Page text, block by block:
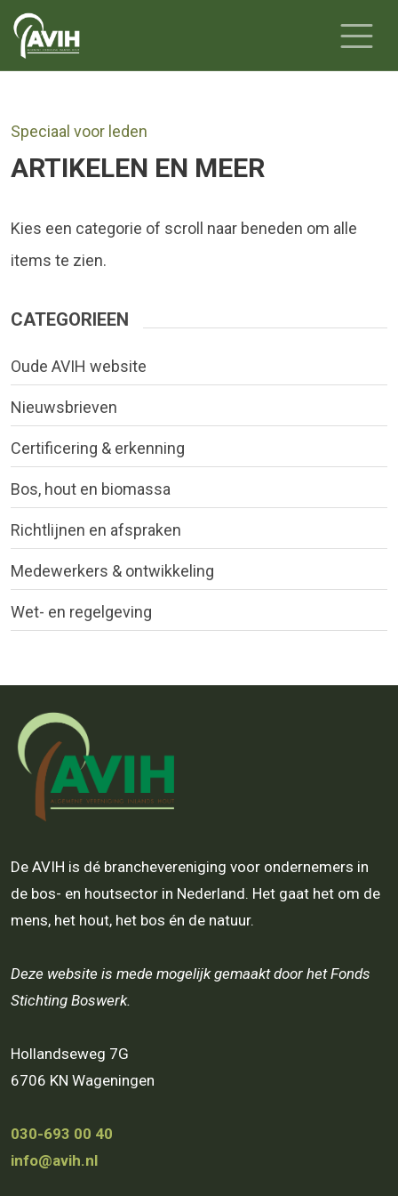
Speciaal voor leden
ARTIKELEN EN MEER
Kies een categorie of scroll naar beneden om alle
items te zien.
CATEGORIEEN
Oude AVIH website
Nieuwsbrieven
Certificering & erkenning
Bos, hout en biomassa
Richtlijnen en afspraken
Medewerkers & ontwikkeling
Wet- en regelgeving
De AVIH is dé branchevereniging voor ondernemers in
de bos- en houtsector in Nederland. Het gaat het om de
mens, het hout, het bos én de natuur.
Deze website is mede mogelijk gemaakt door het Fonds
Stichting Boswerk.
Hollandseweg 7G
6706 KN Wageningen
030-693 00 40
info@avih.nl